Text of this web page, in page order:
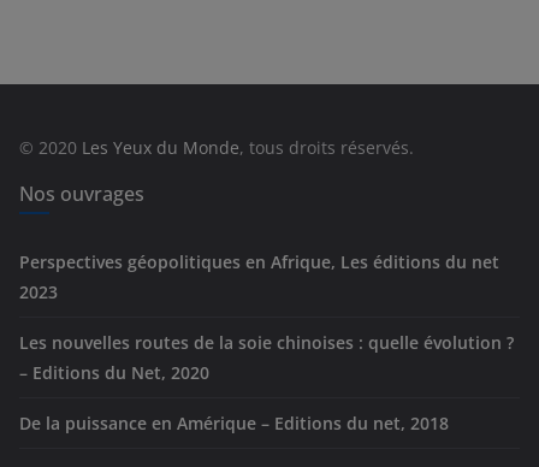
e
© 2020 Les Yeux du Monde, tous droits réservés.
Nos ouvrages
Perspectives géopolitiques en Afrique, Les éditions du net
2023
Les nouvelles routes de la soie chinoises : quelle évolution ?
– Editions du Net, 2020
De la puissance en Amérique – Editions du net, 2018